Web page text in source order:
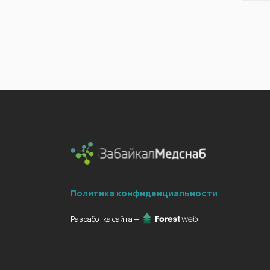
Политика конфиденциальности
Разработка сайта —